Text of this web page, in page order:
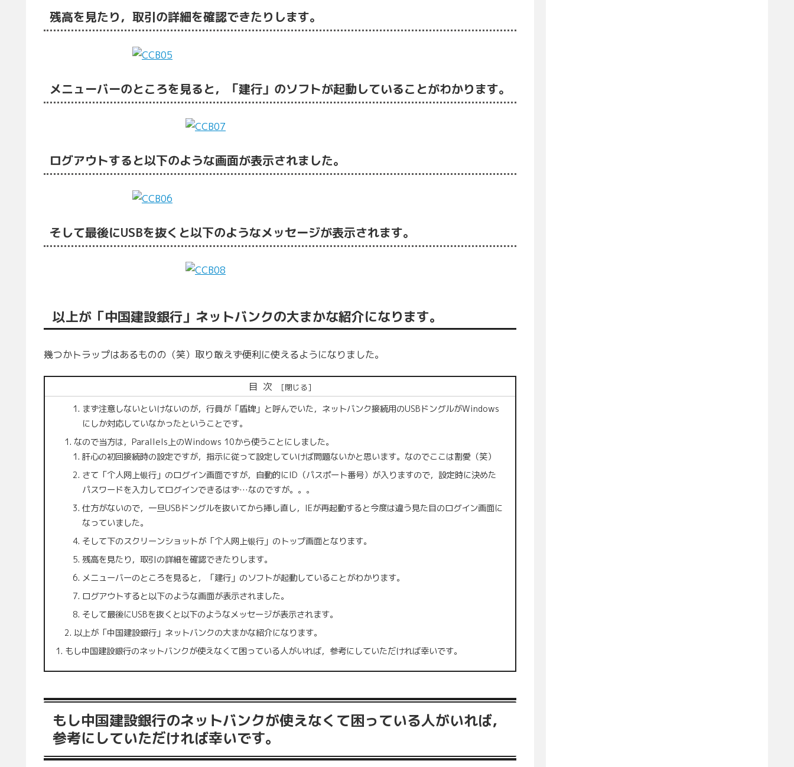
残高を見たり，取引の詳細を確認できたりします。
メニューバーのところを見ると，「建行」のソフトが起動していることがわかります。
ログアウトすると以下のような画面が表示されました。
そして最後にUSBを抜くと以下のようなメッセージが表示されます。
以上が「中国建設銀行」ネットバンクの大まかな紹介になります。
幾つかトラップはあるものの（笑）取り敢えず便利に使えるようになりました。
目次
まず注意しないといけないのが，行員が「盾牌」と呼んでいた，ネットバンク接続用のUSBドングルがWindows
にしか対応していなかったということです。
なので当方は，Parallels上のWindows 10から使うことにしました。
肝心の初回接続時の設定ですが，指示に従って設定していけば問題ないかと思います。なのでここは割愛（笑）
さて「个人网上银行」のログイン画面ですが，自動的にID（パスポート番号）が入りますので，設定時に決めた
パスワードを入力してログインできるはず…なのですが。。。
仕方がないので，一旦USBドングルを抜いてから挿し直し，IEが再起動すると今度は違う見た目のログイン画面に
なっていました。
そして下のスクリーンショットが「个人网上银行」のトップ画面となります。
残高を見たり，取引の詳細を確認できたりします。
メニューバーのところを見ると，「建行」のソフトが起動していることがわかります。
ログアウトすると以下のような画面が表示されました。
そして最後にUSBを抜くと以下のようなメッセージが表示されます。
以上が「中国建設銀行」ネットバンクの大まかな紹介になります。
もし中国建設銀行のネットバンクが使えなくて困っている人がいれば，参考にしていただければ幸いです。
もし中国建設銀行のネットバンクが使えなくて困っている人がいれば，
参考にしていただければ幸いです。